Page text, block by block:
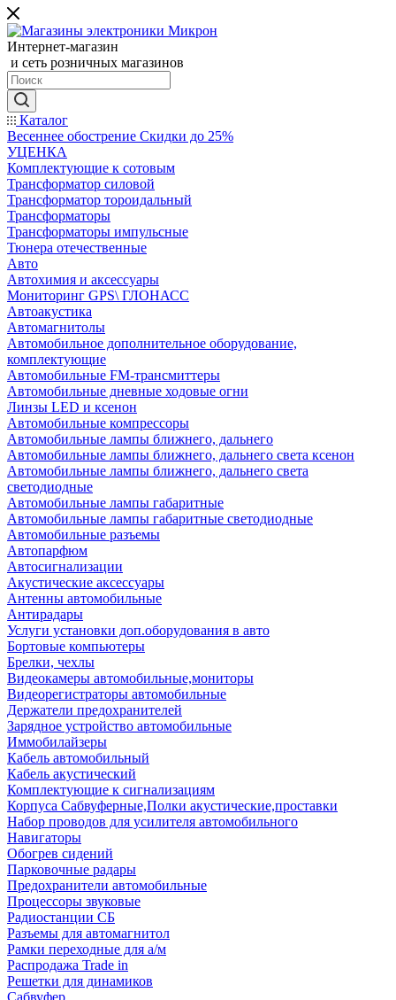
Интернет-магазин
и сеть розничных магазинов
Каталог
Весеннее обострение Скидки до 25%
УЦЕНКА
Комплектующие к сотовым
Трансформатор силовой
Трансформатор тороидальный
Трансформаторы
Трансформаторы импульсные
Тюнера отечественные
Авто
Автохимия и аксессуары
Мониторинг GPS\ ГЛОНАСС
Автоакустика
Автомагнитолы
Автомобильное дополнительное оборудование,
комплектующие
Автомобильные FM-трансмиттеры
Автомобильные дневные ходовые огни
Линзы LED и ксенон
Автомобильные компрессоры
Автомобильные лампы ближнего, дальнего
Автомобильные лампы ближнего, дальнего света ксенон
Автомобильные лампы ближнего, дальнего света
светодиодные
Автомобильные лампы габаритные
Автомобильные лампы габаритные светодиодные
Автомобильные разъемы
Автопарфюм
Автосигнализации
Акустические аксессуары
Антенны автомобильные
Антирадары
Услуги установки доп.оборудования в авто
Бортовые компьютеры
Брелки, чехлы
Видеокамеры автомобильные,мониторы
Видеорегистраторы автомобильные
Держатели предохранителей
Зарядное устройство автомобильные
Иммобилайзеры
Кабель автомобильный
Кабель акустический
Комплектующие к сигнализациям
Корпуса Сабвуферные,Полки акустические,проставки
Набор проводов для усилителя автомобильного
Навигаторы
Обогрев сидений
Парковочные радары
Предохранители автомобильные
Процессоры звуковые
Радиостанции СБ
Разъемы для автомагнитол
Рамки переходные для а/м
Распродажа Trade in
Решетки для динамиков
Сабвуфер